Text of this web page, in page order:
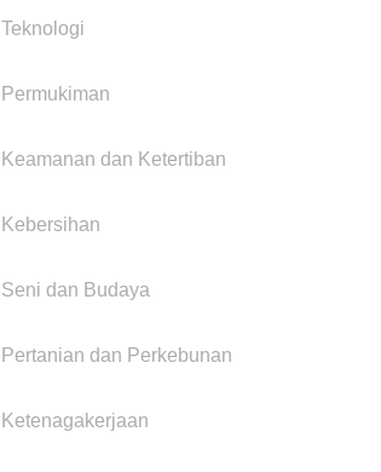
Teknologi
Permukiman
Keamanan dan Ketertiban
Kebersihan
Seni dan Budaya
Pertanian dan Perkebunan
Ketenagakerjaan